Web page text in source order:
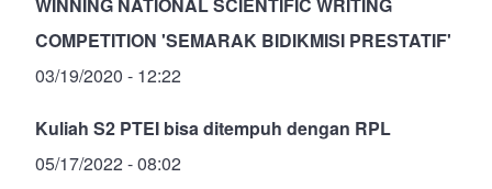
WINNING NATIONAL SCIENTIFIC WRITING
COMPETITION 'SEMARAK BIDIKMISI PRESTATIF'
03/19/2020 - 12:22
Kuliah S2 PTEI bisa ditempuh dengan RPL
05/17/2022 - 08:02